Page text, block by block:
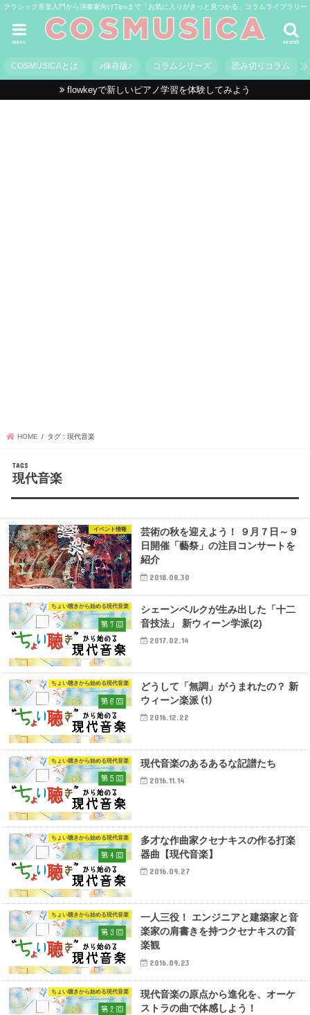
クラシック音楽入門から演奏家向けTipsまで「お気に入りがきっと見つかる」コラムライブラリー
search
menu
COSMUSICAとは ♪保存版♪ コラムシリーズ 読み切りコラム
flowkeyで新しいピアノ学習を体験してみよう
HOME タグ : 現代音楽
現代音楽
イベント情報
芸術の秋を迎えよう！ ９月７日～９
日開催「藝祭」の注目コンサートを
紹介
2018.08.30
ちょい聴きから始める現代音楽
シェーンベルクが生み出した「十二
音技法」 新ウィーン学派(2)
2017.02.14
ちょい聴きから始める現代音楽
どうして「無調」がうまれたの？ 新
ウィーン楽派 ⑴
2016.12.22
ちょい聴きから始める現代音楽 現代音楽のあるあるな記譜たち
2016.11.14
ちょい聴きから始める現代音楽
多才な作曲家クセナキスの作る打楽
器曲【現代音楽】
2016.09.27
ちょい聴きから始める現代音楽
一人三役！ エンジニアと建築家と音
楽家の肩書きを持つクセナキスの音
楽観
2016.09.23
ちょい聴きから始める現代音楽
現代音楽の原点から進化を、オーケ
ストラの曲で体感しよう！